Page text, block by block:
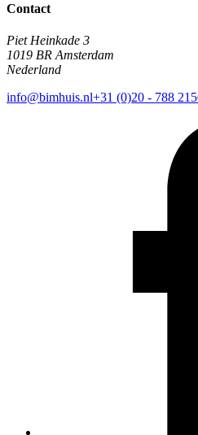
Contact
Piet Heinkade 3
1019 BR Amsterdam
Nederland
info@bimhuis.nl+31 (0)20 - 788